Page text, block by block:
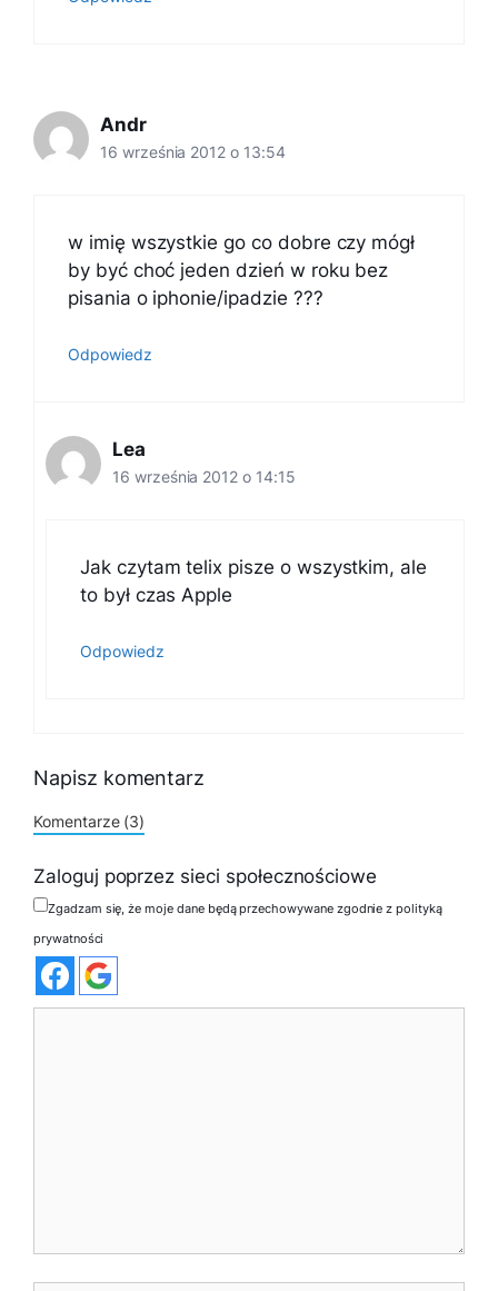
Andr
16 września 2012 o 13:54
w imię wszystkie go co dobre czy mógł
by być choć jeden dzień w roku bez
pisania o iphonie/ipadzie ???
Odpowiedz
Lea
16 września 2012 o 14:15
Jak czytam telix pisze o wszystkim, ale
to był czas Apple
Odpowiedz
Napisz komentarz
Komentarze (3)
Zaloguj poprzez sieci społecznościowe
Zgadzam się, że moje dane będą przechowywane zgodnie z polityką
prywatności